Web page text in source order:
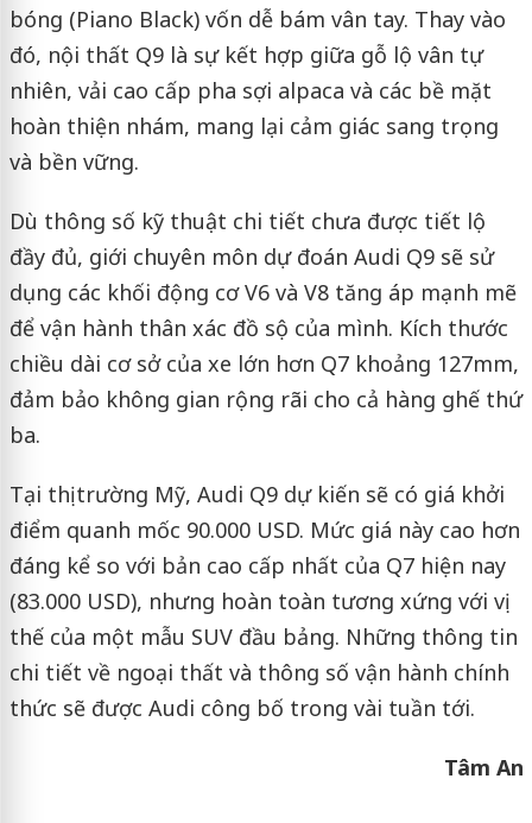
bóng (Piano Black) vốn dễ bám vân tay. Thay vào
đó, nội thất Q9 là sự kết hợp giữa gỗ lộ vân tự
nhiên, vải cao cấp pha sợi alpaca và các bề mặt
hoàn thiện nhám, mang lại cảm giác sang trọng
và bền vững.
Dù thông số kỹ thuật chi tiết chưa được tiết lộ
đầy đủ, giới chuyên môn dự đoán Audi Q9 sẽ sử
dụng các khối động cơ V6 và V8 tăng áp mạnh mẽ
để vận hành thân xác đồ sộ của mình. Kích thước
chiều dài cơ sở của xe lớn hơn Q7 khoảng 127mm,
đảm bảo không gian rộng rãi cho cả hàng ghế thứ
ba.
Tại thị trường Mỹ, Audi Q9 dự kiến sẽ có giá khởi
điểm quanh mốc 90.000 USD. Mức giá này cao hơn
đáng kể so với bản cao cấp nhất của Q7 hiện nay
(83.000 USD), nhưng hoàn toàn tương xứng với vị
thế của một mẫu SUV đầu bảng. Những thông tin
chi tiết về ngoại thất và thông số vận hành chính
thức sẽ được Audi công bố trong vài tuần tới.
Tâm An